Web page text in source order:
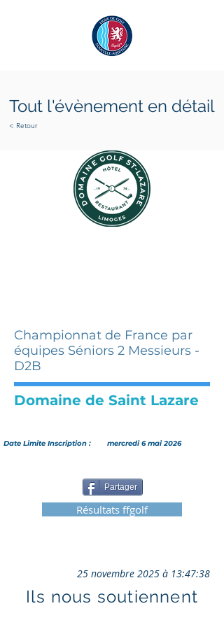
Tout l'évènement en détail
< Retour
Championnat de France par
équipes Séniors 2 Messieurs -
D2B
Domaine de Saint Lazare
Date Limite Inscription : mercredi 6 mai 2026
Partager
Résultats ffgolf
25 novembre 2025 à 13:47:38
Ils nous soutiennent